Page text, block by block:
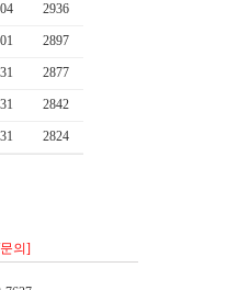
2936
2897
2877
2842
2824
의]